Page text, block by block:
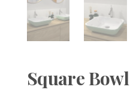
Square Bowl